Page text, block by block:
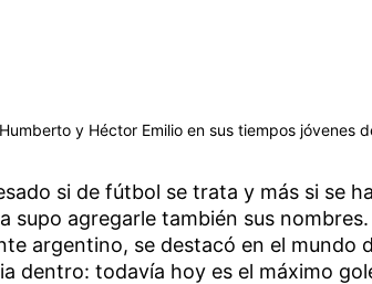
y Héctor Emilio en sus tiempos jóvenes
si de fútbol se trata y más si se
supo agregarle también sus
argentino, se destacó en el mundo
dentro: todavía hoy es el máximo